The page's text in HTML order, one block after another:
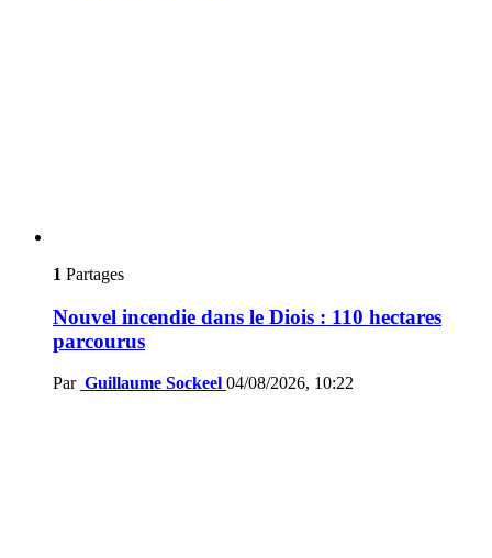
1 Partages
Nouvel incendie dans le Diois : 110 hectares
parcourus
Par Guillaume Sockeel 04/08/2026, 10:22